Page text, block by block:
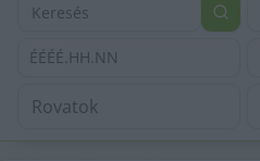
ÉÉÉÉ.HH.NN